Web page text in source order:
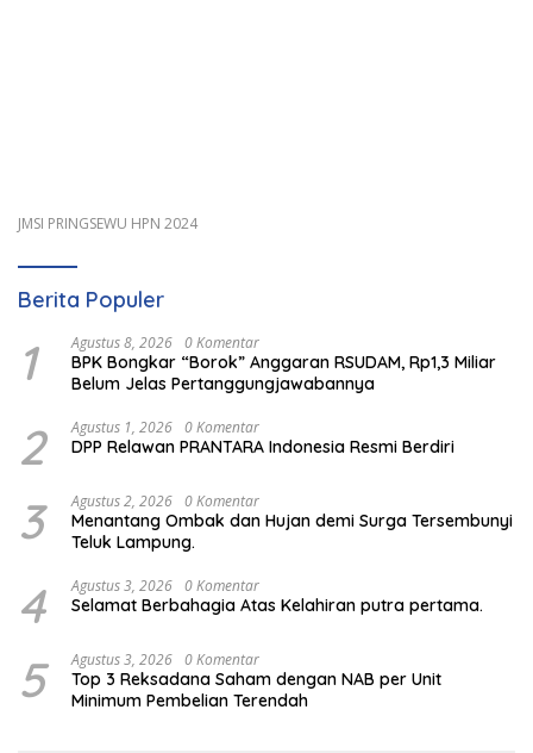
JMSI PRINGSEWU HPN 2024
Berita Populer
1 Agustus 8, 2026 0 Komentar
BPK Bongkar “Borok” Anggaran RSUDAM, Rp1,3 Miliar
Belum Jelas Pertanggungjawabannya
2 Agustus 1, 2026 0 Komentar
DPP Relawan PRANTARA Indonesia Resmi Berdiri
3 Agustus 2, 2026 0 Komentar
Menantang Ombak dan Hujan demi Surga Tersembunyi
Teluk Lampung.
4 Agustus 3, 2026 0 Komentar
Selamat Berbahagia Atas Kelahiran putra pertama.
5 Agustus 3, 2026 0 Komentar
Top 3 Reksadana Saham dengan NAB per Unit
Minimum Pembelian Terendah